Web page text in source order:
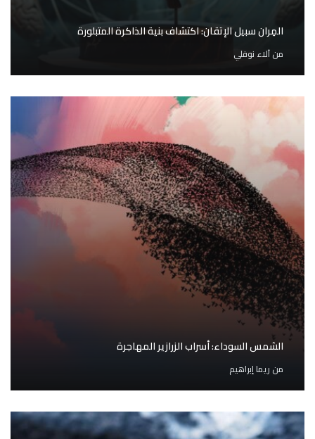
المِران سبيل الإتقان: اكتشاف بنية الذاكرة المتبلورة
منآلاء نوفلي
الشمس السوداء: أسراب الزرازير المهاجرة
من ريما إبراهيم